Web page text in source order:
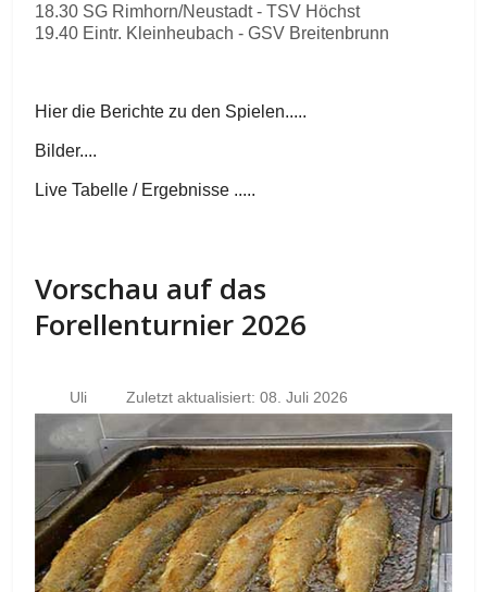
18.30 SG Rimhorn/Neustadt - TSV Höchst
19.40 Eintr. Kleinheubach - GSV Breitenbrunn
Hier die Berichte zu den Spielen.....
Bilder....
Live Tabelle / Ergebnisse .....
Vorschau auf das
Forellenturnier 2026
Uli Zuletzt aktualisiert: 08. Juli 2026